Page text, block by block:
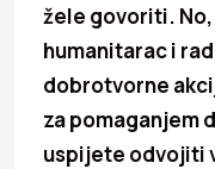
žele govoriti.
humanitarac i
dobrotvorne
za pomaganjem
uspijete odvojiti